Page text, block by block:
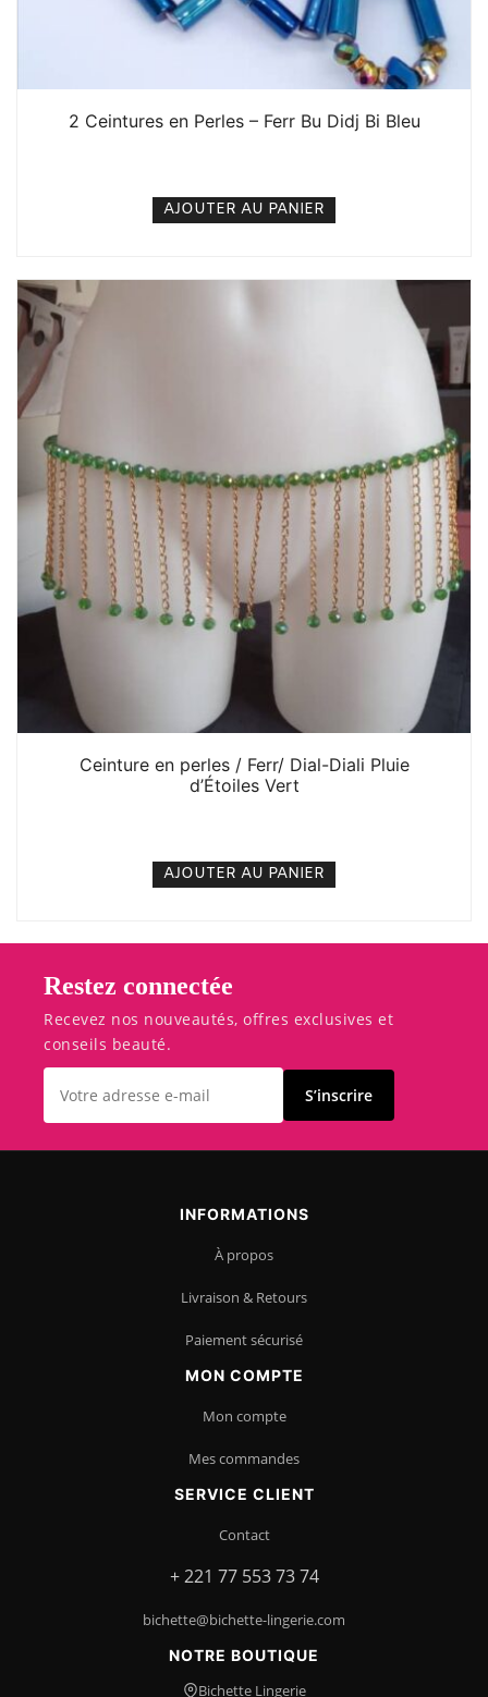
2 Ceintures en Perles – Ferr Bu Didj Bi Bleu
AJOUTER AU PANIER
Ceinture en perles / Ferr/ Dial-Diali Pluie
d’Étoiles Vert
AJOUTER AU PANIER
Restez connectée
Recevez nos nouveautés, offres exclusives et
conseils beauté.
S’inscrire
INFORMATIONS
À propos
Livraison & Retours
Paiement sécurisé
MON COMPTE
Mon compte
Mes commandes
SERVICE CLIENT
Contact
+ 221 77 553 73 74
bichette@bichette-lingerie.com
NOTRE BOUTIQUE
Bichette Lingerie